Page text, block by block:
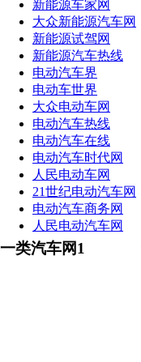
新能源车家网
大众新能源汽车网
新能源试驾网
新能源汽车热线
电动汽车界
电动车世界
大众电动车网
电动汽车热线
电动汽车在线
电动汽车时代网
人民电动车网
21世纪电动汽车网
电动汽车商务网
人民电动汽车网
一类汽车网1